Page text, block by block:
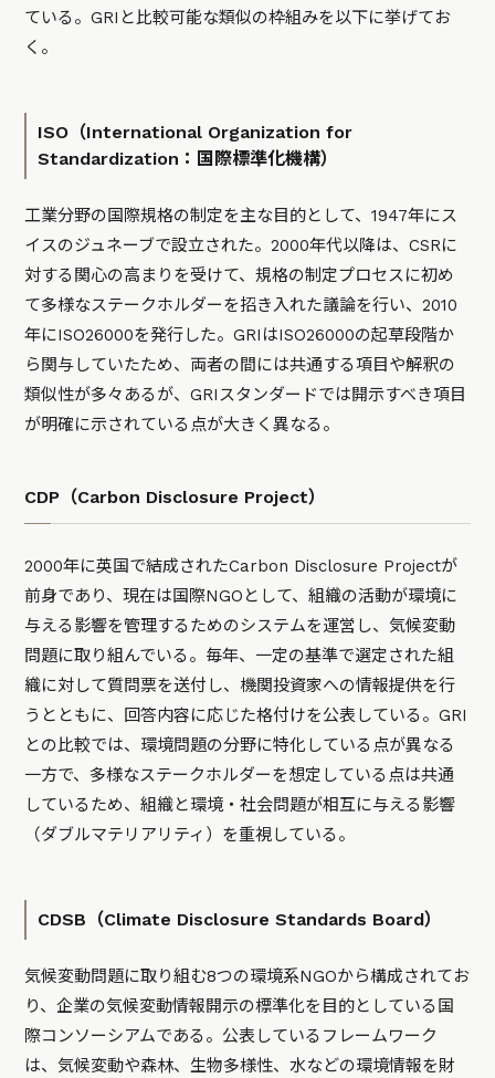
ている。GRIと比較可能な類似の枠組みを以下に挙げてお
く。
ISO（International Organization for
Standardization：国際標準化機構）
工業分野の国際規格の制定を主な目的として、1947年にス
イスのジュネーブで設立された。2000年代以降は、CSRに
対する関心の高まりを受けて、規格の制定プロセスに初め
て多様なステークホルダーを招き入れた議論を行い、2010
年にISO26000を発行した。GRIはISO26000の起草段階か
ら関与していたため、両者の間には共通する項目や解釈の
類似性が多々あるが、GRIスタンダードでは開示すべき項目
が明確に示されている点が大きく異なる。
CDP（Carbon Disclosure Project）
2000年に英国で結成されたCarbon Disclosure Projectが
前身であり、現在は国際NGOとして、組織の活動が環境に
与える影響を管理するためのシステムを運営し、気候変動
問題に取り組んでいる。毎年、一定の基準で選定された組
織に対して質問票を送付し、機関投資家への情報提供を行
うとともに、回答内容に応じた格付けを公表している。GRI
との比較では、環境問題の分野に特化している点が異なる
一方で、多様なステークホルダーを想定している点は共通
しているため、組織と環境・社会問題が相互に与える影響
（ダブルマテリアリティ）を重視している。
CDSB（Climate Disclosure Standards Board）
気候変動問題に取り組む8つの環境系NGOから構成されてお
り、企業の気候変動情報開示の標準化を目的としている国
際コンソーシアムである。公表しているフレームワーク
は、気候変動や森林、生物多様性、水などの環境情報を財